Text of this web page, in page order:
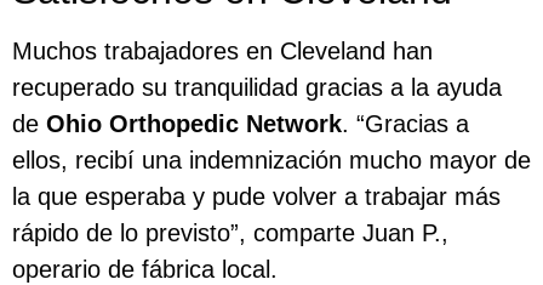
Muchos trabajadores en Cleveland han
recuperado su tranquilidad gracias a la ayuda
de Ohio Orthopedic Network. “Gracias a
ellos, recibí una indemnización mucho mayor de
la que esperaba y pude volver a trabajar más
rápido de lo previsto”, comparte Juan P.,
operario de fábrica local.